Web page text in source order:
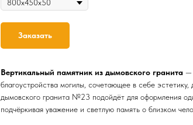
Заказать
Вертикальный памятник из дымовского гранита —
благоустройства могилы, сочетающее в себе эстетику,
дымовского гранита №23 подойдёт для оформления
подчёркивая уважение и светлую память о близком